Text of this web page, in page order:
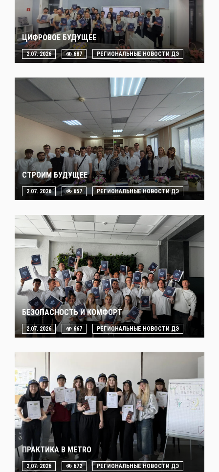
ЦИФРОВОЕ БУДУЩЕЕ
2.07. 2026 687 РЕГИОНАЛЬНЫЕ НОВОСТИ ДЭ
СТРОИМ БУДУЩЕЕ
2.07. 2026 657 РЕГИОНАЛЬНЫЕ НОВОСТИ ДЭ
БЕЗОПАСНОСТЬ И КОМФОРТ
2.07. 2026 667 РЕГИОНАЛЬНЫЕ НОВОСТИ ДЭ
ПРАКТИКА В METRO
2.07. 2026 672 РЕГИОНАЛЬНЫЕ НОВОСТИ ДЭ